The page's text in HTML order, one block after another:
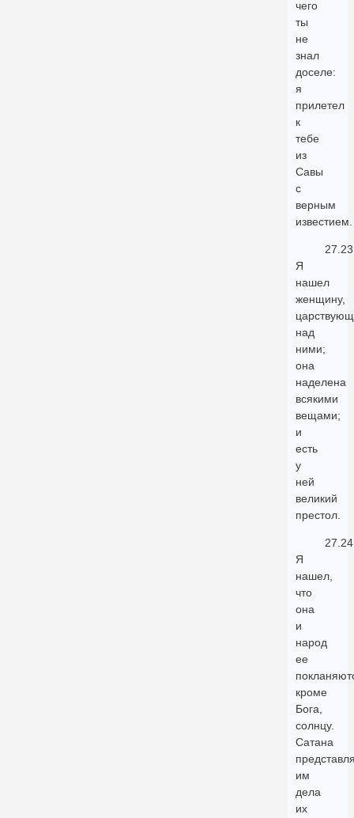
чего
ты
не
знал
доселе:
я
прилетел
к
тебе
из
Савы
с
верным
известием.
27.23
Я
нашел
женщину,
над
ними;
она
наделена
всякими
вещами;
и
есть
у
ней
великий
престол.
27.24
Я
нашел,
что
она
и
народ
ее
кроме
Бога,
солнцу.
Сатана
им
дела
их